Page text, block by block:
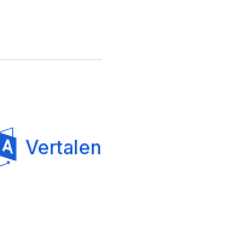
Vertalen